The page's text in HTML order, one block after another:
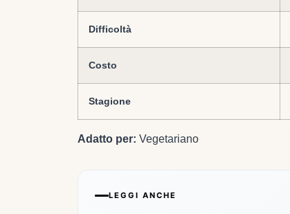
Difficoltà
Costo
Stagione
Adatto per: Vegetariano
LEGGI ANCHE